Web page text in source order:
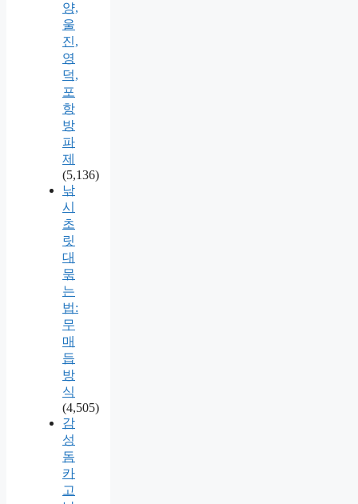
양,
울
진,
영
덕,
포
항
방
파
제
(5,136)
낚
시
초
릿
대
묶
는
법:
무
매
듭
방
식
(4,505)
감
성
돔
카
고